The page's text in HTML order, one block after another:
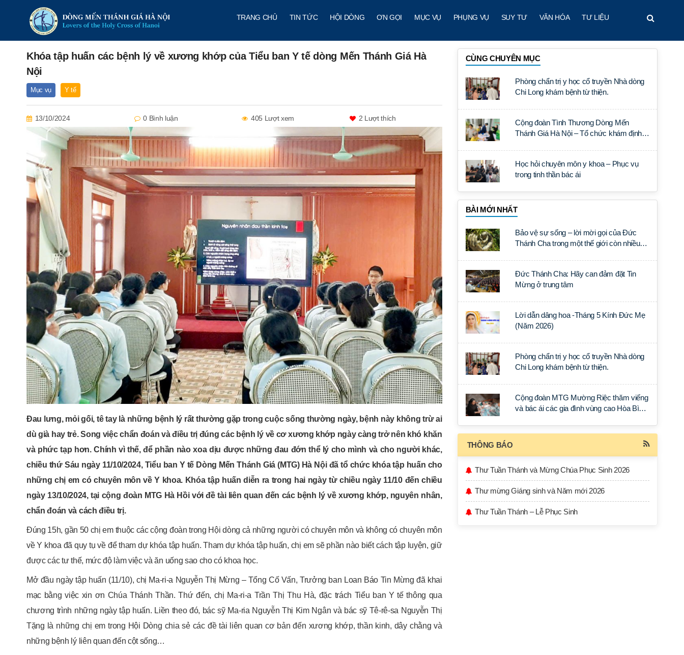
TRANG CHỦ TIN TỨC HỘI DÒNG ƠN GỌI MỤC VỤ PHỤNG VỤ SUY TƯ VĂN HÓA TƯ LIỆU
Khóa tập huấn các bệnh lý về xương khớp của Tiểu ban Y tế dòng Mến Thánh Giá Hà
Nội
Mục vụ Y tế
13/10/2024 0 Bình luận 405 Lượt xem 2 Lượt thích
Đau lưng, mỏi gối, tê tay là những bệnh lý rất thường gặp trong cuộc sống thường ngày, bệnh này không trừ ai
dù già hay trẻ. Song việc chẩn đoán và điều trị đúng các bệnh lý về cơ xương khớp ngày càng trở nên khó khăn
và phức tạp hơn. Chính vì thế, để phần nào xoa dịu được những đau đớn thể lý cho mình và cho người khác,
chiều thứ Sáu ngày 11/10/2024, Tiểu ban Y tế Dòng Mến Thánh Giá (MTG) Hà Nội đã tổ chức khóa tập huấn cho
những chị em có chuyên môn về Y khoa. Khóa tập huấn diễn ra trong hai ngày từ chiều ngày 11/10 đến chiều
ngày 13/10/2024, tại cộng đoàn MTG Hà Hồi với đề tài liên quan đến các bệnh lý về xương khớp, nguyên nhân,
chẩn đoán và cách điều trị.
Đúng 15h, gần 50 chị em thuộc các cộng đoàn trong Hội dòng cả những người có chuyên môn và không có chuyên môn
về Y khoa đã quy tụ về để tham dự khóa tập huấn. Tham dự khóa tập huấn, chị em sẽ phần nào biết cách tập luyện, giữ
được các tư thế, mức độ làm việc và ăn uống sao cho có khoa học.
Mở đầu ngày tập huấn (11/10), chị Ma-ri-a Nguyễn Thị Mừng – Tổng Cố Vấn, Trưởng ban Loan Báo Tin Mừng đã khai
mạc bằng việc xin ơn Chúa Thánh Thần. Thứ đến, chị Ma-ri-a Trần Thị Thu Hà, đặc trách Tiểu ban Y tế thông qua
chương trình những ngày tập huấn. Liền theo đó, bác sỹ Ma-ria Nguyễn Thị Kim Ngân và bác sỹ Tê-rê-sa Nguyễn Thị
Tặng là những chị em trong Hội Dòng chia sẻ các đề tài liên quan cơ bản đến xương khớp, thần kinh, dây chằng và
những bệnh lý liên quan đến cột sống…
CÙNG CHUYÊN MỤC
Phòng chẩn trị y học cổ truyền Nhà dòng
Chi Long khám bệnh từ thiện.
Cộng đoàn Tình Thương Dòng Mến
Thánh Giá Hà Nội – Tổ chức khám định
Học hỏi chuyên môn y khoa – Phục vụ
trong tinh thần bác ái
BÀI MỚI NHẤT
Bảo vệ sự sống – lời mời gọi của Đức
Thánh Cha trong một thế giới còn nhiều
Đức Thánh Cha: Hãy can đảm đặt Tin
Mừng ở trung tâm
Lời dẫn dâng hoa -Tháng 5 Kính Đức Mẹ
(Năm 2026)
Phòng chẩn trị y học cổ truyền Nhà dòng
Chi Long khám bệnh từ thiện.
Cộng đoàn MTG Mường Riệc thăm viếng
và bác ái các gia đình vùng cao Hòa Bình
THÔNG BÁO
Thư Tuần Thánh và Mừng Chúa Phục Sinh 2026
Thư mừng Giáng sinh và Năm mới 2026
Thư Tuần Thánh – Lễ Phục Sinh